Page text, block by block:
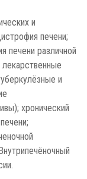
и
печени;
печени различной
и
хронический